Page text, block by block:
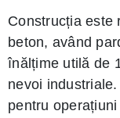
Construcția este
beton, având
înălțime utilă de
nevoi
pentru